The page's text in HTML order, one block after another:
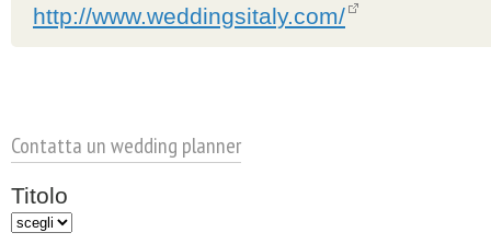
http://www.weddingsitaly.com/
Contatta un wedding planner
Titolo